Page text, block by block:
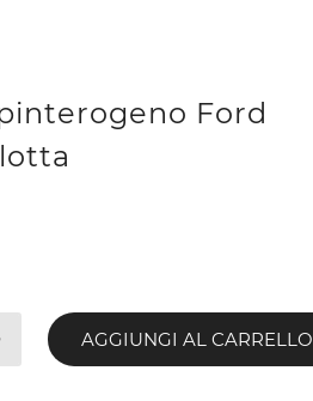
Ford
AGGIUNGI AL CARRELLO